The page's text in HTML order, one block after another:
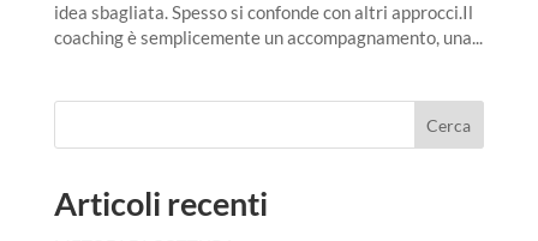
idea sbagliata. Spesso si confonde con altri approcci.Il
coaching è semplicemente un accompagnamento, una...
Cerca
Articoli recenti